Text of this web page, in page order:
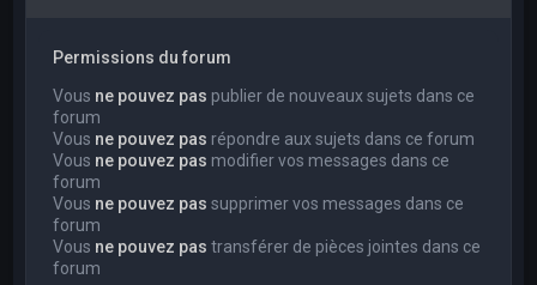
Permissions du forum
Vous ne pouvez pas publier de nouveaux sujets dans ce
forum
Vous ne pouvez pas répondre aux sujets dans ce forum
Vous ne pouvez pas modifier vos messages dans ce
forum
Vous ne pouvez pas supprimer vos messages dans ce
forum
Vous ne pouvez pas transférer de pièces jointes dans ce
forum